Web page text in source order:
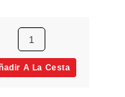
A La Cesta